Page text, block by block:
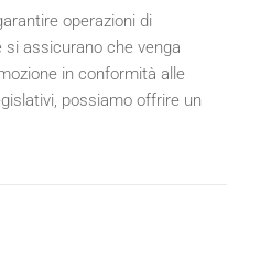
operazioni di
assicurano che venga
in conformità alle
possiamo offrire un